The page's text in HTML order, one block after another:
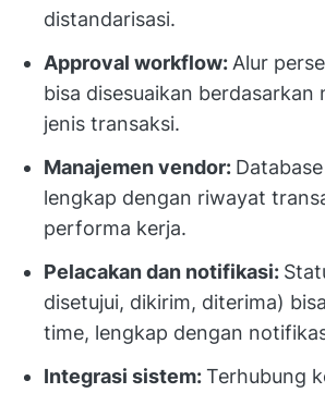
distandarisasi.
Approval workflow: Alur
bisa disesuaikan berdasarkan
jenis transaksi.
Manajemen vendor:
lengkap dengan riwayat
performa kerja.
Pelacakan dan notifikasi:
disetujui, dikirim, diterima)
time, lengkap dengan
Integrasi sistem:Terhubung